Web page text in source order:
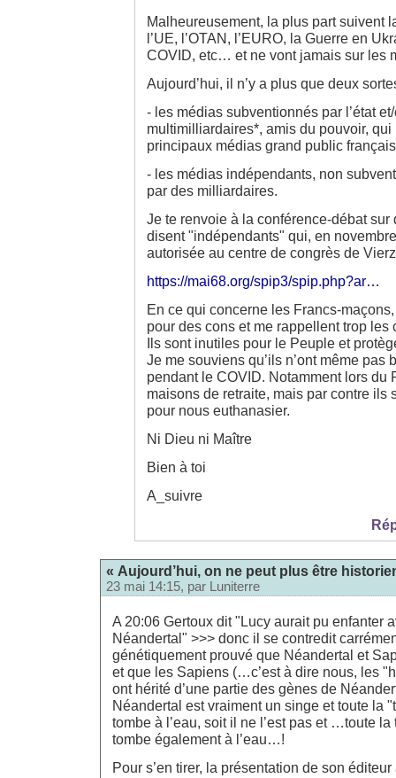
Malheureusement, la plus part suivent
l’UE, l’OTAN, l’EURO, la Guerre en
COVID, etc… et ne vont jamais sur les
Aujourd’hui, il n’y a plus que deux
- les médias subventionnés par l’état
multimilliardaires*, amis du pouvoir,
principaux médias grand public français
- les médias indépendants, non
par des milliardaires.
Je te renvoie à la conférence-débat sur
disent "indépendants" qui, en
autorisée au centre de congrès de
https://mai68.org/spip3/spip.php?ar…
En ce qui concerne les Francs-
pour des cons et me rappellent trop les
Ils sont inutiles pour le Peuple et
Je me souviens qu’ils n’ont même pas
pendant le COVID. Notamment lors du
maisons de retraite, mais par contre ils
pour nous euthanasier.
Ni Dieu ni Maître
Bien à toi
A_suivre
« Aujourd’hui, on ne peut plus être
23 mai 14:15, par Luniterre
A 20:06 Gertoux dit "Lucy aurait pu enfanter
Néandertal" >>> donc il se contredit
génétiquement prouvé que Néandertal et
et que les Sapiens (…c’est à dire nous, les
ont hérité d’une partie des gènes de
Néandertal est vraiment un singe et toute la
tombe à l’eau, soit il ne l’est pas et …toute
tombe également à l’eau…!
Pour s’en tirer, la présentation de son